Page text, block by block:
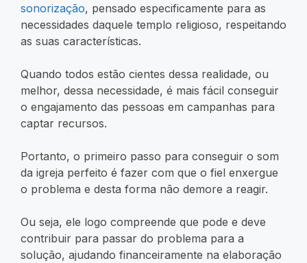
sonorização, pensado especificamente para as
necessidades daquele templo religioso, respeitando
as suas características.
Quando todos estão cientes dessa realidade, ou
melhor, dessa necessidade, é mais fácil conseguir
o engajamento das pessoas em campanhas para
captar recursos.
Portanto, o primeiro passo para conseguir o som
da igreja perfeito é fazer com que o fiel enxergue
o problema e desta forma não demore a reagir.
Ou seja, ele logo compreende que pode e deve
contribuir para passar do problema para a
solução, ajudando financeiramente na elaboração